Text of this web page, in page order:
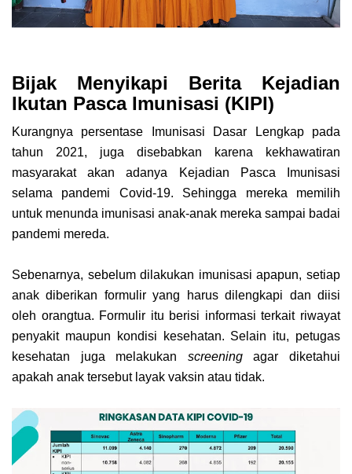
Bijak Menyikapi Berita Kejadian
Ikutan Pasca Imunisasi (KIPI)
Kurangnya persentase Imunisasi Dasar Lengkap pada
tahun 2021, juga disebabkan karena kekhawatiran
masyarakat akan adanya Kejadian Pasca Imunisasi
selama pandemi Covid-19. Sehingga mereka memilih
untuk menunda imunisasi anak-anak mereka sampai badai
pandemi mereda.
Sebenarnya, sebelum dilakukan imunisasi apapun, setiap
anak diberikan formulir yang harus dilengkapi dan diisi
oleh orangtua. Formulir itu berisi informasi terkait riwayat
penyakit maupun kondisi kesehatan. Selain itu, petugas
kesehatan juga melakukan screeningagar diketahui
apakah anak tersebut layak vaksin atau tidak.